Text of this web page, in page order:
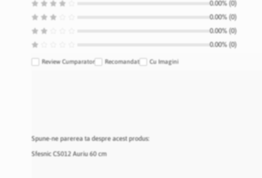
0.00% (0)
0.00% (0)
0.00% (0)
0.00% (0)
Review Cumparator Recomandat Cu Imagini
Spune-ne parerea ta despre acest produs:
Sfesnic CS012 Auriu 60 cm